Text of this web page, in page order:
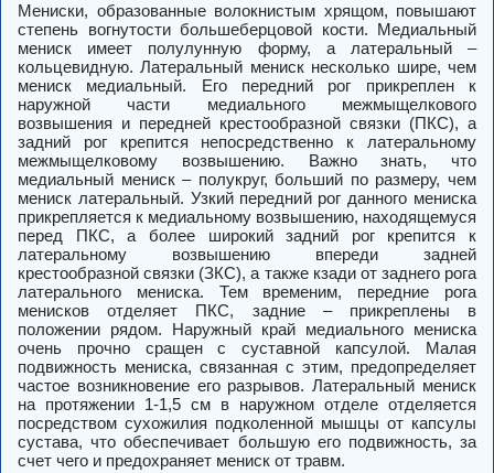
Мениски, образованные волокнистым хрящом, повышают
степень вогнутости большеберцовой кости. Медиальный
мениск имеет полулунную форму, а латеральный –
кольцевидную.Латеральный менискнесколько шире, чем
мениск медиальный. Его передний рог прикреплен к
наружной части медиального межмыщелкового
возвышения и передней крестообразной связки (ПКС), а
задний рог крепится непосредственно к латеральному
межмыщелковому возвышению. Важно знать, что
медиальный мениск – полукруг, больший по размеру, чем
мениск латеральный. Узкий передний рог данного мениска
прикрепляется к медиальному возвышению, находящемуся
перед ПКС, а более широкий задний рог крепится к
латеральному возвышению впереди задней
крестообразной связки (ЗКС), а также кзади от заднего рога
латерального мениска. Тем временим, передние рога
менисков отделяет ПКС, задние – прикреплены в
положении рядом. Наружный край медиального мениска
очень прочно сращен с суставной капсулой. Малая
подвижность мениска, связанная с этим, предопределяет
частое возникновение его разрывов.Латеральный мениск
на протяжении 1-1,5 см в наружном отделе отделяется
посредством сухожилия подколенной мышцы от капсулы
сустава, что обеспечивает большую его подвижность, за
счет чего и предохраняет мениск от травм.